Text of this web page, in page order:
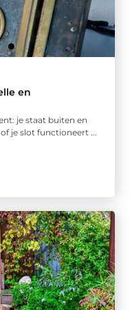
en
je staat buiten en
je slot functioneert ...